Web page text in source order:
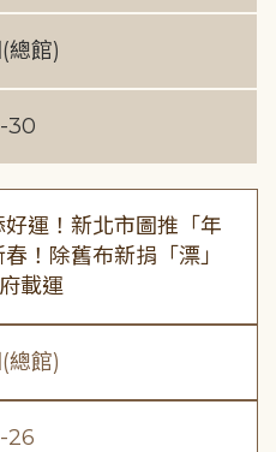
總館)
30
好運！新北市圖推「年
！除舊布新捐「漂」
載運
總館)
26